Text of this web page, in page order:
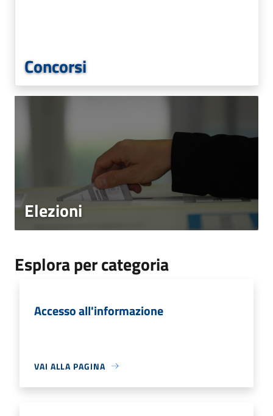
Concorsi
Elezioni
Esplora per categoria
Accesso all'informazione
VAI ALLA PAGINA